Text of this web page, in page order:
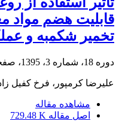
قابلیت هضم مواد
تخمیر شکمبه و
دوره 18، شماره 3، 1395، صفحه
علیرضا کرمپور، فرخ کفیل
مشاهده مقاله
اصل مقاله 729.48 K